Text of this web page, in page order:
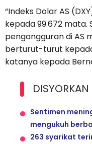
“Indeks Dolar AS
kepada 99.672 mata.
pengangguran di AS
berturut-turut
katanya kepada
DISYORKAN
Sentimen
mengukuh
263 syarikat